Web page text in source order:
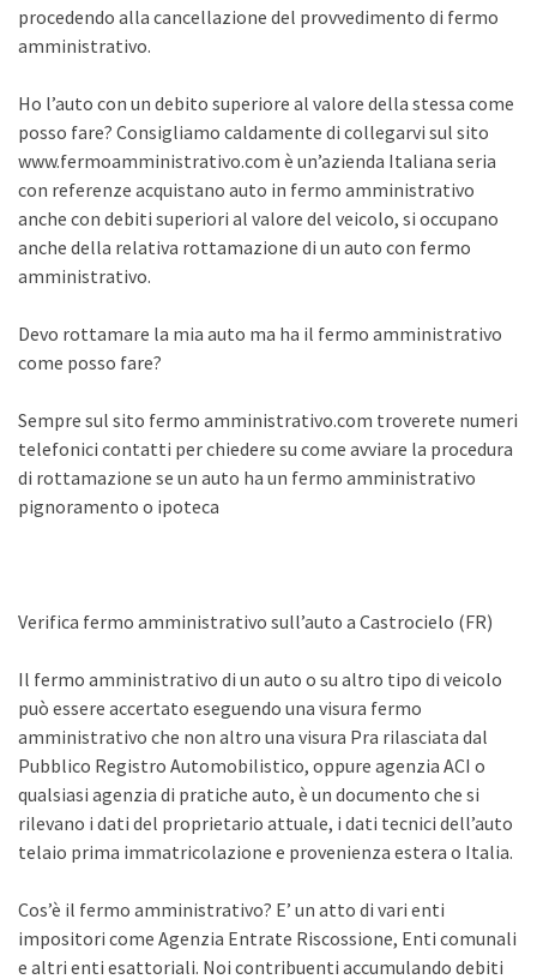
procedendo alla cancellazione del provvedimento di fermo
amministrativo.
Ho l’auto con un debito superiore al valore della stessa come
posso fare? Consigliamo caldamente di collegarvi sul sito
www.fermoamministrativo.com è un’azienda Italiana seria
con referenze acquistano auto in fermo amministrativo
anche con debiti superiori al valore del veicolo, si occupano
anche della relativa rottamazione di un auto con fermo
amministrativo.
Devo rottamare la mia auto ma ha il fermo amministrativo
come posso fare?
Sempre sul sito fermo amministrativo.com troverete numeri
telefonici contatti per chiedere su come avviare la procedura
di rottamazione se un auto ha un fermo amministrativo
pignoramento o ipoteca
Verifica fermo amministrativo sull’auto a Castrocielo (FR)
Il fermo amministrativo di un auto o su altro tipo di veicolo
può essere accertato eseguendo una visura fermo
amministrativo che non altro una visura Pra rilasciata dal
Pubblico Registro Automobilistico, oppure agenzia ACI o
qualsiasi agenzia di pratiche auto, è un documento che si
rilevano i dati del proprietario attuale, i dati tecnici dell’auto
telaio prima immatricolazione e provenienza estera o Italia.
Cos’è il fermo amministrativo? E’ un atto di vari enti
impositori come Agenzia Entrate Riscossione, Enti comunali
e altri enti esattoriali. Noi contribuenti accumulando debiti